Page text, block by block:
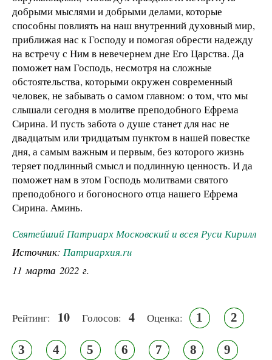
добрыми мыслями и добрыми делами, которые
способны повлиять на наш внутренний духовный мир,
приближая нас к Господу и помогая обрести надежду
на встречу с Ним в невечернем дне Его Царства. Да
поможет нам Господь, несмотря на сложные
обстоятельства, которыми окружен современный
человек, не забывать о самом главном: о том, что мы
слышали сегодня в молитве преподобного Ефрема
Сирина. И пусть забота о душе станет для нас не
двадцатым или тридцатым пунктом в нашей повестке
дня, а самым важным и первым, без которого жизнь
теряет подлинный смысл и подлинную ценность. И да
поможет нам в этом Господь молитвами святого
преподобного и богоносного отца нашего Ефрема
Сирина. Аминь.
Святейший Патриарх Московский и всея Руси Кирилл
Источник: Патриархия.ru
11 марта 2022 г.
Рейтинг: 10 Голосов: 4 Оценка: 1 2
3 4 5 6 7 8 9